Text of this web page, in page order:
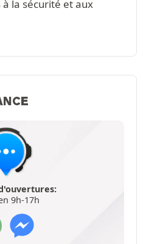
à la sécurité et aux
9h-17h